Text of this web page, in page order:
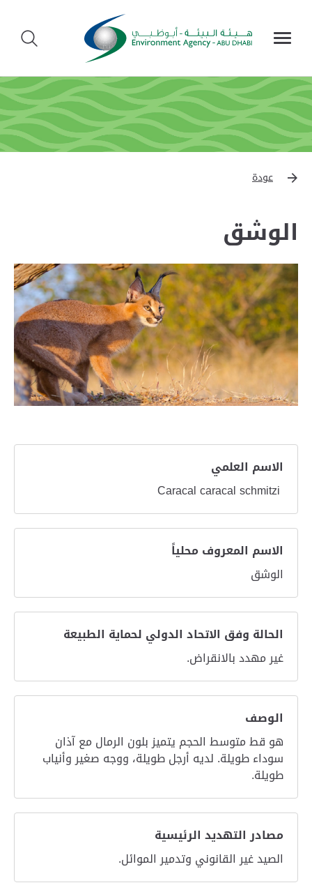
عودة
الوشق
الاسم العلمي
الاسم المعروف محلياً
الوشق
الحالة وفق الاتحاد الدولي لحماية الطبيعة
غير مهدد بالانقراض.
الوصف
هو قط متوسط الحجم يتميز بلون الرمال مع آذان
سوداء طويلة. لديه أرجل طويلة، ووجه صغير وأنياب
طويلة.
مصادر التهديد الرئيسية
الصيد غير القانوني وتدمير الموائل.